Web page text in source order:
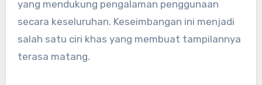
yang mendukung pengalaman penggunaan
secara keseluruhan. Keseimbangan ini menjadi
salah satu ciri khas yang membuat tampilannya
terasa matang.